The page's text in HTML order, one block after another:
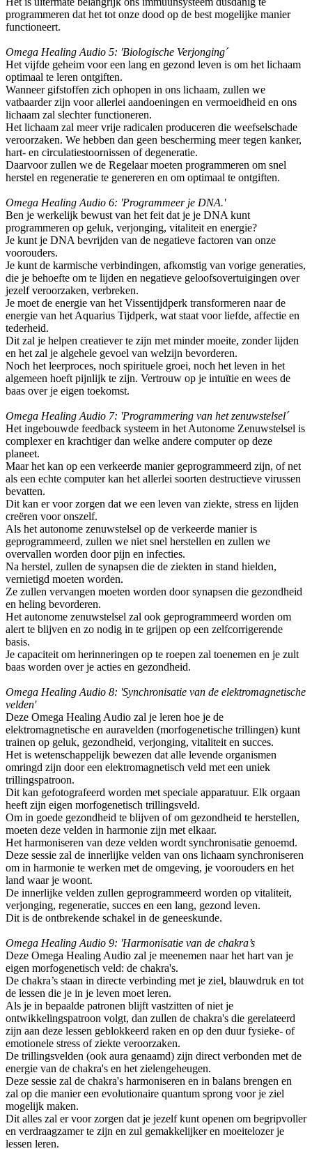
programmeren dat het tot onze dood op de best mogelijke manier
functioneert.
Omega Healing Audio 5: 'Biologische Verjonging´
Het vijfde geheim voor een lang en gezond leven is om het lichaam
optimaal te leren ontgiften.
Wanneer gifstoffen zich ophopen in ons lichaam, zullen we
vatbaarder zijn voor allerlei aandoeningen en vermoeidheid en ons
lichaam zal slechter functioneren.
Het lichaam zal meer vrije radicalen produceren die weefselschade
veroorzaken. We hebben dan geen bescherming meer tegen kanker,
hart- en circulatiestoornissen of degeneratie.
Daarvoor zullen we de Regelaar moeten programmeren om snel
herstel en regeneratie te genereren en om optimaal te ontgiften.
Omega Healing Audio 6: 'Programmeer je DNA.'
Ben je werkelijk bewust van het feit dat je je DNA kunt
programmeren op geluk, verjonging, vitaliteit en energie?
Je kunt je DNA bevrijden van de negatieve factoren van onze
voorouders.
Je kunt de karmische verbindingen, afkomstig van vorige generaties,
die je behoefte om te lijden en negatieve geloofsovertuigingen over
jezelf veroorzaken, verbreken.
Je moet de energie van het Vissentijdperk transformeren naar de
energie van het Aquarius Tijdperk, wat staat voor liefde, affectie en
tederheid.
Dit zal je helpen creatiever te zijn met minder moeite, zonder lijden
en het zal je algehele gevoel van welzijn bevorderen.
Noch het leerproces, noch spirituele groei, noch het leven in het
algemeen hoeft pijnlijk te zijn. Vertrouw op je intuïtie en wees de
baas over je eigen toekomst.
Omega Healing Audio 7: 'Programmering van het zenuwstelsel´
Het ingebouwde feedback systeem in het Autonome Zenuwstelsel is
complexer en krachtiger dan welke andere computer op deze
planeet.
Maar het kan op een verkeerde manier geprogrammeerd zijn, of net
als een echte computer kan het allerlei soorten destructieve virussen
bevatten.
Dit kan er voor zorgen dat we een leven van ziekte, stress en lijden
creëren voor onszelf.
Als het autonome zenuwstelsel op de verkeerde manier is
geprogrammeerd, zullen we niet snel herstellen en zullen we
overvallen worden door pijn en infecties.
Na herstel, zullen de synapsen die de ziekten in stand hielden,
vernietigd moeten worden.
Ze zullen vervangen moeten worden door synapsen die gezondheid
en heling bevorderen.
Het autonome zenuwstelsel zal ook geprogrammeerd worden om
alert te blijven en zo nodig in te grijpen op een zelfcorrigerende
basis.
Je capaciteit om herinneringen op te roepen zal toenemen en je zult
baas worden over je acties en gezondheid.
Omega Healing Audio 8: 'Synchronisatie van de elektromagnetische
velden'
Deze Omega Healing Audio zal je leren hoe je de
elektromagnetische en auravelden (morfogenetische trillingen) kunt
trainen op geluk, gezondheid, verjonging, vitaliteit en succes.
Het is wetenschappelijk bewezen dat alle levende organismen
omringd zijn door een elektromagnetisch veld met een uniek
trillingspatroon.
Dit kan gefotografeerd worden met speciale apparatuur. Elk orgaan
heeft zijn eigen morfogenetisch trillingsveld.
Om in goede gezondheid te blijven of om gezondheid te herstellen,
moeten deze velden in harmonie zijn met elkaar.
Het harmoniseren van deze velden wordt synchronisatie genoemd.
Deze sessie zal de innerlijke velden van ons lichaam synchroniseren
om in harmonie te werken met de omgeving, je voorouders en het
land waar je woont.
De innerlijke velden zullen geprogrammeerd worden op vitaliteit,
verjonging, regeneratie, succes en een lang, gezond leven.
Dit is de ontbrekende schakel in de geneeskunde.
Omega Healing Audio 9: 'Harmonisatie van de chakra’s
Deze Omega Healing Audio zal je meenemen naar het hart van je
eigen morfogenetisch veld: de chakra's.
De chakra’s staan in directe verbinding met je ziel, blauwdruk en tot
de lessen die je in je leven moet leren.
Als je in bepaalde patronen blijft vastzitten of niet je
ontwikkelingspatroon volgt, dan zullen de chakra's die gerelateerd
zijn aan deze lessen geblokkeerd raken en op den duur fysieke- of
emotionele stress of ziekte veroorzaken.
De trillingsvelden (ook aura genaamd) zijn direct verbonden met de
energie van de chakra's en het zielengeheugen.
Deze sessie zal de chakra's harmoniseren en in balans brengen en
zal op die manier een evolutionaire quantum sprong voor je ziel
mogelijk maken.
Dit alles zal er voor zorgen dat je jezelf kunt openen om begripvoller
en verdraagzamer te zijn en zul gemakkelijker en moeitelozer je
lessen leren.